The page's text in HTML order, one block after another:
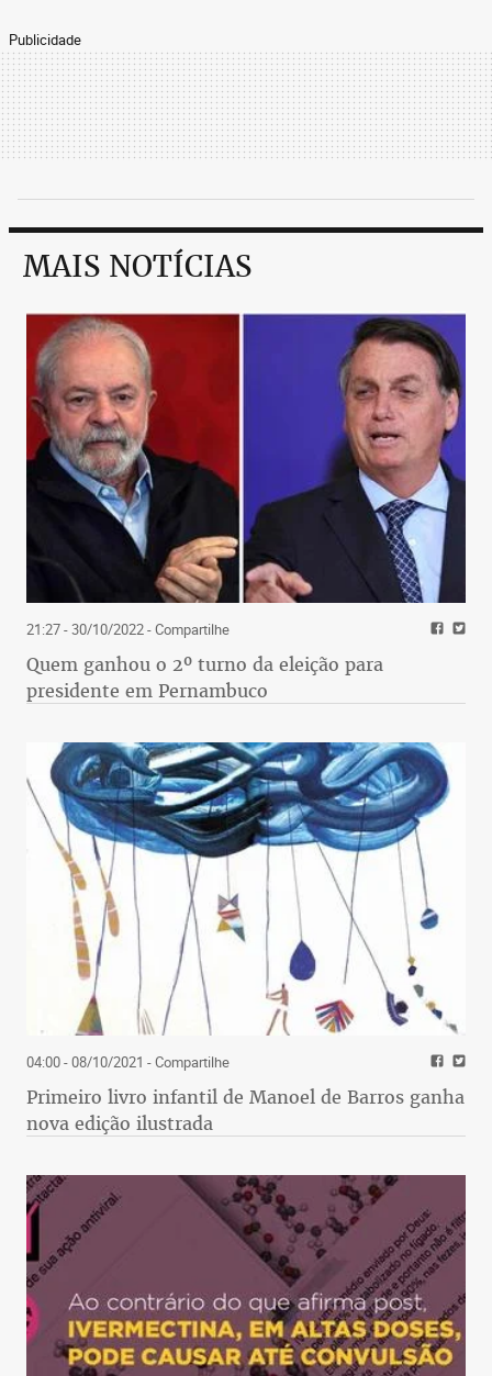
Publicidade
MAIS NOTÍCIAS
21:27 - 30/10/2022- Compartilhe
Quem ganhou o 2º turno da eleição para
presidente em Pernambuco
04:00 - 08/10/2021 - Compartilhe
Primeiro livro infantil de Manoel de Barros ganha
nova edição ilustrada